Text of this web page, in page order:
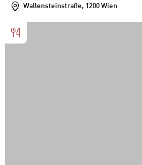
Wallensteinstraße, 1200 Wien